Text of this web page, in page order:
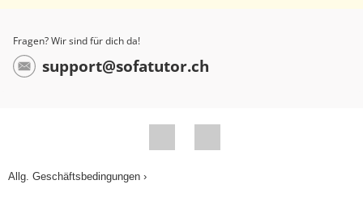
Fragen? Wir sind für dich da!
support@sofatutor.ch
Allg. Geschäftsbedingungen ›